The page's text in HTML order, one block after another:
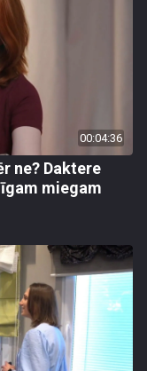
00:04:36
ne? Daktere
miegam